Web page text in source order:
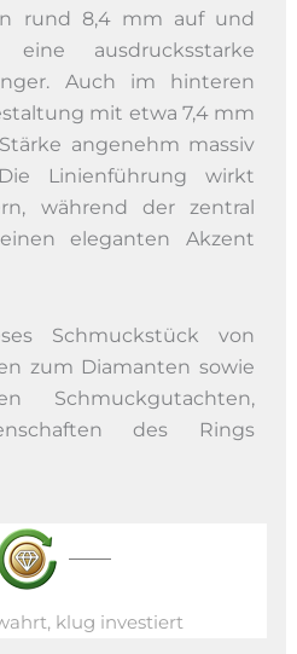
rund 8,4 mm auf und
ausdrucksstarke
Auch im hinteren
mit etwa 7,4 mm
angenehm massiv
Linienführung wirkt
während der zentral
eleganten Akzent
Schmuckstück von
zum Diamanten sowie
Schmuckgutachten,
des Rings
klug investiert